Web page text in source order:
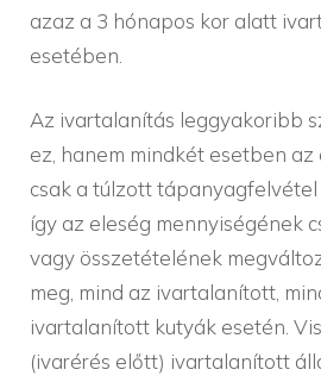
azaz a 3 hónapos kor alatt
esetében.
Az ivartalanítás leggyakoribb
ez, hanem mindkét esetben az
csak a túlzott
így az eleség mennyiségének
vagy összetételének
meg, mind az ivartalanított,
ivartalanított kutyák esetén.
(ivarérés előtt) ivartalanított